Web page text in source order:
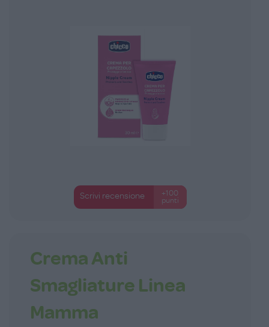
Scrivi recensione
+100
punti
Crema Anti
Smagliature Linea
Mamma